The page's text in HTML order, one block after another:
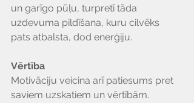
un garīgo pūļu, turpretī tāda
uzdevuma pildīšana, kuru cilvēks
pats atbalsta, dod enerģiju.
Vērtība
Motivāciju veicina arī patiesums pret
saviem uzskatiem un vērtībām.